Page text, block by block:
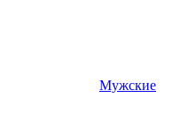
Мужские